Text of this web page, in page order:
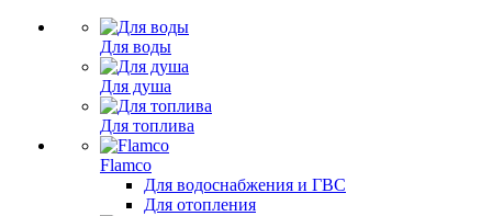
Для воды
Для душа
Для топлива
Flamco
Для водоснабжения и ГВС
Для отопления